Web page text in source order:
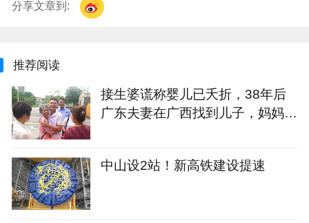
分享文章到:
推荐阅读
接生婆谎称婴儿已夭折，38年后
广东夫妻在广西找到儿子，妈妈头
中山设2站！新高铁建设提速